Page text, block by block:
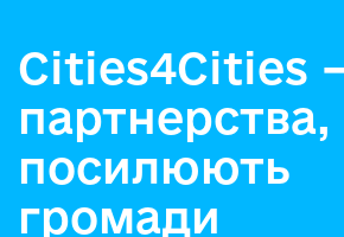
Cities4Cities
посилюють
громади